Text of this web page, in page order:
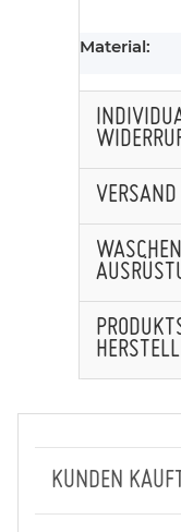
Material:
VERSAND
KUNDEN